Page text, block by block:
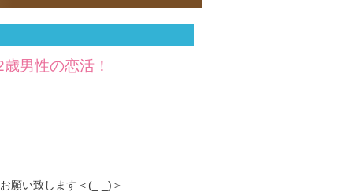
男性の恋活！
願い致します＜(_ _)＞